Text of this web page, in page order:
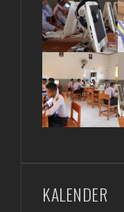
KALENDER